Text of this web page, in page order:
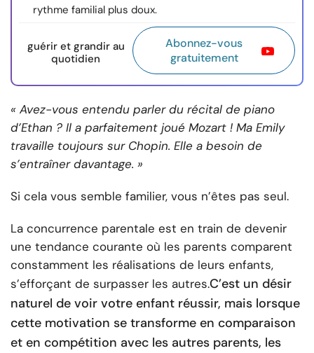
rythme familial plus doux.
guérir et grandir au
quotidien
Abonnez-vous
gratuitement
« Avez-vous entendu parler du récital de piano
d’Ethan ? Il a parfaitement joué Mozart ! Ma Emily
travaille toujours sur Chopin. Elle a besoin de
s’entraîner davantage. »
Si cela vous semble familier, vous n’êtes pas seul.
La concurrence parentale est en train de devenir
une tendance courante où les parents comparent
constamment les réalisations de leurs enfants,
s’efforçant de surpasser les autres.C’est un désir
naturel de voir votre enfant réussir, mais lorsque
cette motivation se transforme en comparaison
et en compétition avec les autres parents, les